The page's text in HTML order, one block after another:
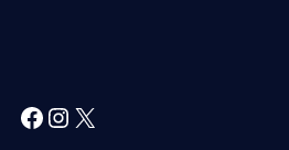
Facebook
Instagram
X